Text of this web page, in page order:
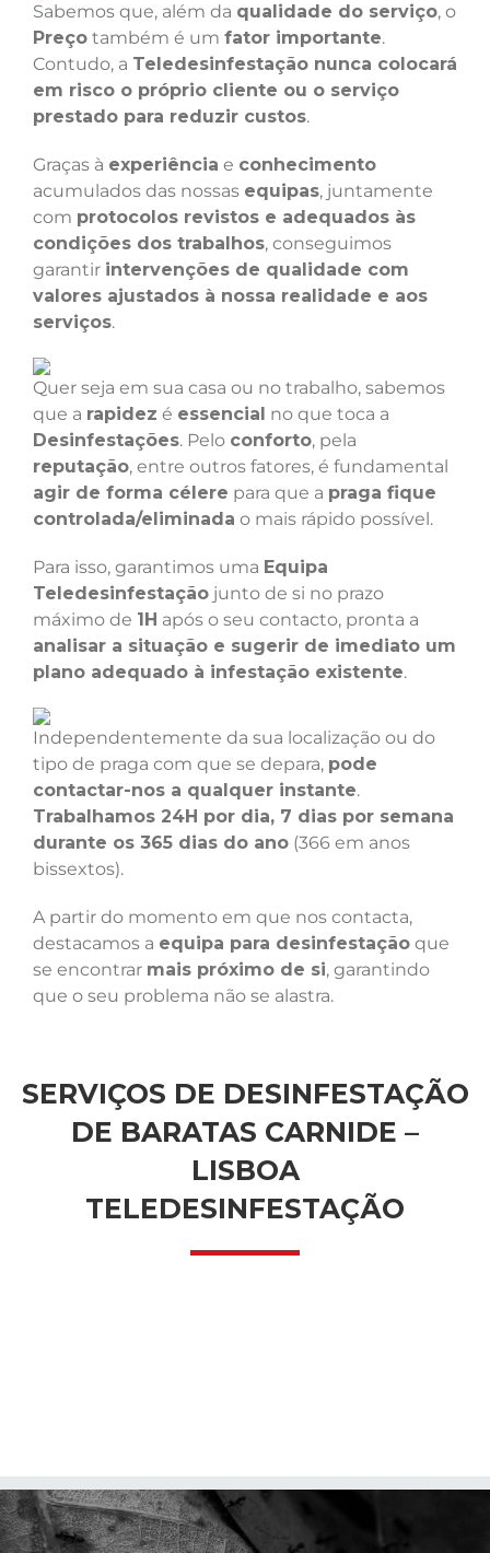
Sabemos que, além da qualidade do serviço, o
Preço também é um fator importante.
Contudo, a Teledesinfestação nunca colocará
em risco o próprio cliente ou o serviço
prestado para reduzir custos.
Graças à experiência e conhecimento
acumulados das nossas equipas, juntamente
com protocolos revistos e adequados às
condições dos trabalhos, conseguimos
garantir intervenções de qualidade com
valores ajustados à nossa realidade e aos
serviços.
Quer seja em sua casa ou no trabalho, sabemos
que a rapidez é essencial no que toca a
Desinfestações. Pelo conforto, pela
reputação, entre outros fatores, é fundamental
agir de forma célere para que a praga fique
controlada/eliminada o mais rápido possível.
Para isso, garantimos uma Equipa
Teledesinfestação junto de si no prazo
máximo de 1H após o seu contacto, pronta a
analisar a situação e sugerir de imediato um
plano adequado à infestação existente.
Independentemente da sua localização ou do
tipo de praga com que se depara, pode
contactar-nos a qualquer instante.
Trabalhamos 24H por dia, 7 dias por semana
durante os 365 dias do ano (366 em anos
bissextos).
A partir do momento em que nos contacta,
destacamos a equipa para desinfestação que
se encontrar mais próximo de si, garantindo
que o seu problema não se alastra.
SERVIÇOS DE DESINFESTAÇÃO
DE BARATAS CARNIDE –
LISBOA
TELEDESINFESTAÇÃO